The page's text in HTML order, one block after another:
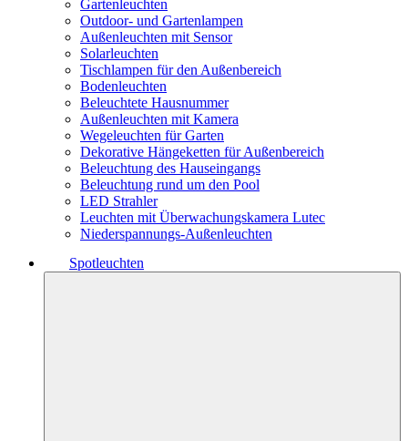
Gartenleuchten
Outdoor- und Gartenlampen
Außenleuchten mit Sensor
Solarleuchten
Tischlampen für den Außenbereich
Bodenleuchten
Beleuchtete Hausnummer
Außenleuchten mit Kamera
Wegeleuchten für Garten
Dekorative Hängeketten für Außenbereich
Beleuchtung des Hauseingangs
Beleuchtung rund um den Pool
LED Strahler
Leuchten mit Überwachungskamera Lutec
Niederspannungs-Außenleuchten
Spotleuchten